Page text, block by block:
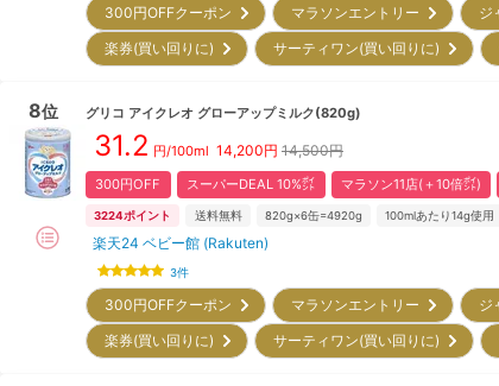
300円OFFクーポン マラソンエントリー ジ
楽券(買い回りに)
サーティワン(買い回りに)
8位 グリコ アイクレオ グローアップミルク(820g)
31.2 円/100ml 14,200円 14,500円
300円OFF スーパーDEAL 10%㌽ マラソン11店(＋10倍㌽)
3224ポイント 送料無料 820g×6缶=4920g 100mlあたり14g使用
楽天24 ベビー館 (Rakuten)
3件
300円OFFクーポン マラソンエントリー ジ
楽券(買い回りに)
サーティワン(買い回りに)